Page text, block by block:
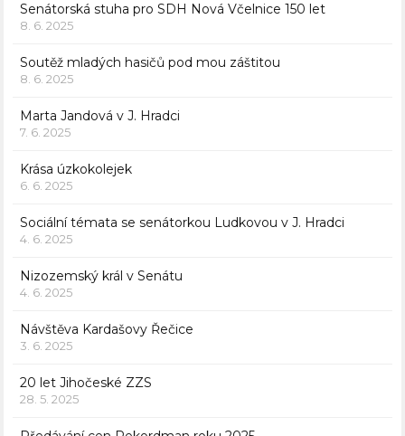
Senátorská stuha pro SDH Nová Včelnice 150 let
8. 6. 2025
Soutěž mladých hasičů pod mou záštitou
8. 6. 2025
Marta Jandová v J. Hradci
7. 6. 2025
Krása úzkokolejek
6. 6. 2025
Sociální témata se senátorkou Ludkovou v J. Hradci
4. 6. 2025
Nizozemský král v Senátu
4. 6. 2025
Návštěva Kardašovy Řečice
3. 6. 2025
20 let Jihočeské ZZS
28. 5. 2025